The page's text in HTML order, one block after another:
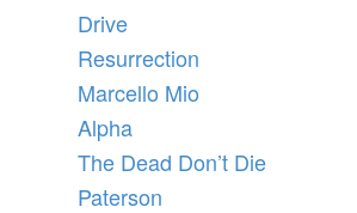
Drive
Resurrection
Marcello Mio
Alpha
The Dead Don’t Die
Paterson